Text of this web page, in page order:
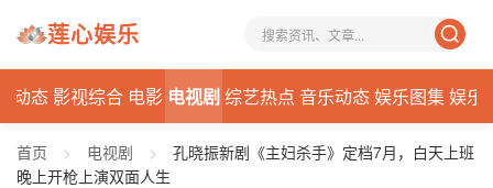
莲心娱乐
动态 影视综合 电影 电视剧综艺热点 音乐动态娱乐图集娱乐
首页 > 电视剧 >
孔晓振新剧《主妇杀手》定档7月，白天上班
晚上开枪上演双面人生